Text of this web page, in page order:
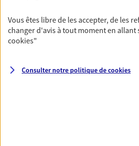
Découvrir l'offre Retraite
Pour un avenir serein, assurez-
contrat prévoyance. Préservez
Vous êtes libre de les accepter, de les
changer d'avis à tout moment en allant
cookies"
Consulter notre politique decookies